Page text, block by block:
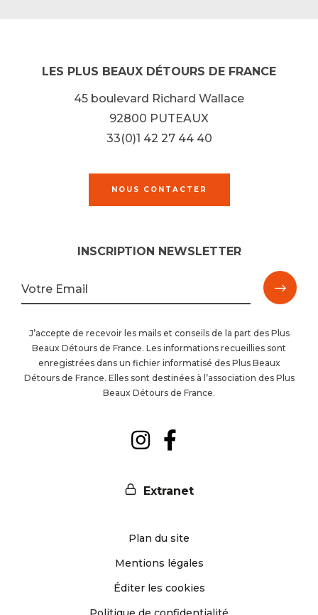
LES PLUS BEAUX DÉTOURS DE FRANCE
45 boulevard Richard Wallace
92800 PUTEAUX
33(0)1 42 27 44 40
NOUS CONTACTER
INSCRIPTION NEWSLETTER
Votre Email
la
J’accepte de recevoir les mails et conseils de la part des Plus
Beaux Détours de France. Les informations recueillies sont
enregistrées dans un fichier informatisé des Plus Beaux
Détours de France. Elles sont destinées à l’association des Plus
Beaux Détours de France.
Suivez-
Instagram
Suivez-
Facebook
Extranet
Plan du site
Mentions légales
Éditer les cookies